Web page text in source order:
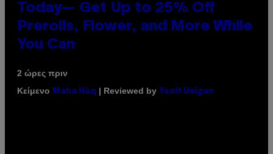
Today— Get Up to 25% Off
Prerolls, Flower, and More While
You Can
2 ώρες πριν
Κείμενο
Maha Haq | Reviewed by Ysolt Usigan